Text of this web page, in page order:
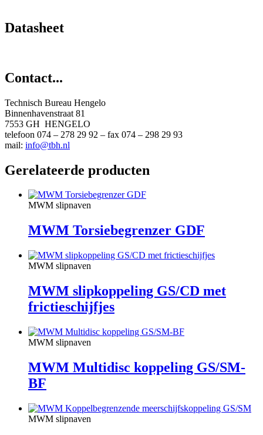
Datasheet
Contact...
Technisch Bureau Hengelo
Binnenhavenstraat 81
7553 GH HENGELO
telefoon 074 – 278 29 92 – fax 074 – 298 29 93
mail: info@tbh.nl
Gerelateerde producten
MWM slipnaven
MWM Torsiebegrenzer GDF
MWM slipnaven
MWM slipkoppeling GS/CD met
frictieschijfjes
MWM slipnaven
MWM Multidisc koppeling GS/SM-
BF
MWM slipnaven